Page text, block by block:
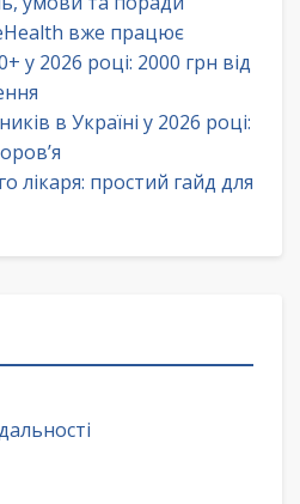
вже працює
у 2026 році: 2000 грн від
в Україні у 2026 році:
лікаря: простий гайд для